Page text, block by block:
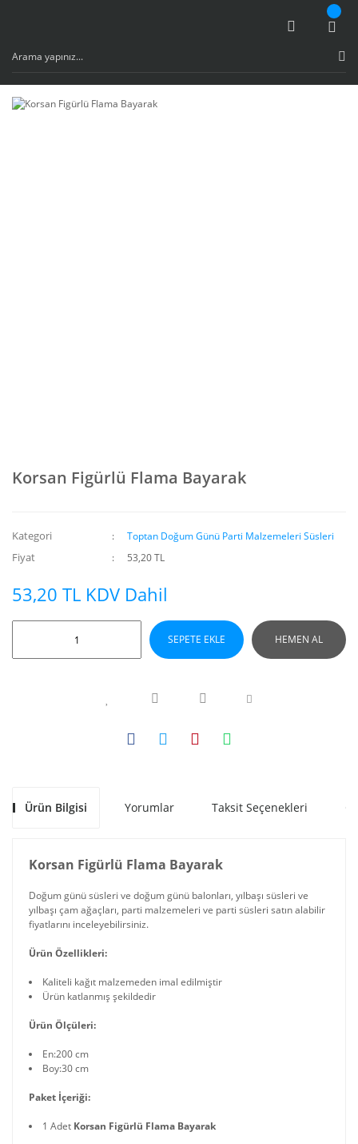
Korsan Figürlü Flama Bayarak
Kategori Toptan Doğum Günü Parti Malzemeleri Süsleri
Fiyat 53,20 TL
53,20 TL KDV Dahil
SEPETE EKLE HEMEN AL
Ürün Bilgisi Yorumlar Taksit Seçenekleri
Korsan Figürlü Flama Bayarak
Doğum günü süsleri ve doğum günü balonları, yılbaşı süsleri ve
yılbaşı çam ağaçları, parti malzemeleri ve parti süsleri satın alabilir
fiyatlarını inceleyebilirsiniz.
Ürün Özellikleri:
Kaliteli kağıt malzemeden imal edilmiştir
Ürün katlanmış şekildedir
Ürün Ölçüleri:
En:200 cm
Boy:30 cm
Paket İçeriği:
1 Adet Korsan Figürlü Flama Bayarak